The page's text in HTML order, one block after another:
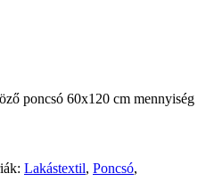
poncsó 60x120 cm mennyiség
Lakástextil, Poncsó,